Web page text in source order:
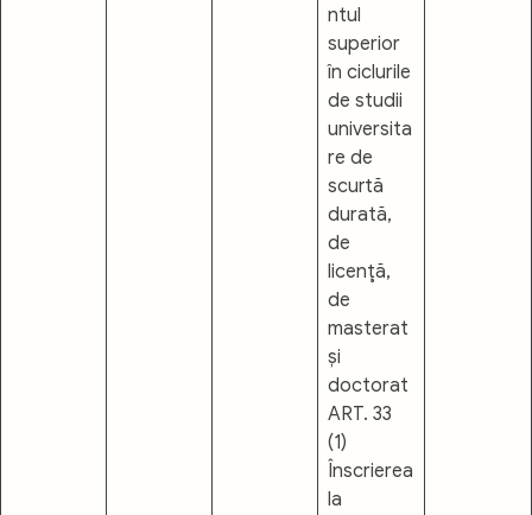
ntul
superior
în ciclurile
de studii
universita
re de
scurtă
durată,
de
licenţă,
de
masterat
și
doctorat
ART. 33
(1)
Înscrierea
la